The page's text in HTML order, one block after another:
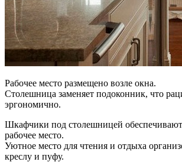
Рабочее место размещено возле окна.
Столешница заменяет подоконник, что
эргономично.
Шкафчики под столешницей
рабочее место.
Уютное место для чтения и отдыха
креслу и пуфу.